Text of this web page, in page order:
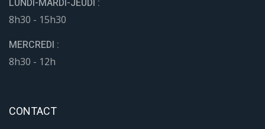
LUNDI-MARDI-JEUDI :
8h30 - 15h30
MERCREDI :
8h30 - 12h
CONTACT